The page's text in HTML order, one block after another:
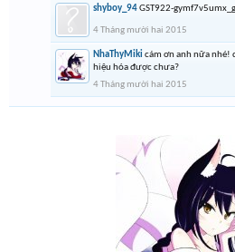
shyboy_94GST922-
4 Tháng mười hai 2015
NhaThyMiki cám ơn anh nữa nhé!
hiệu hóa được chưa?
4 Tháng mười hai 2015